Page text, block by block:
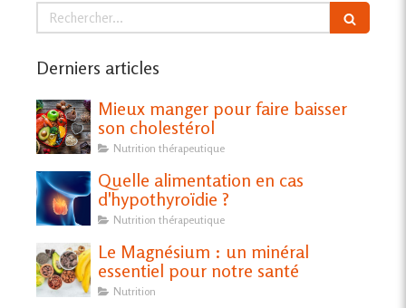
Rechercher
Derniers articles
Mieux manger pour faire baisser
son cholestérol
Nutrition thérapeutique
Quelle alimentation en cas
d'hypothyroïdie ?
Nutrition thérapeutique
Le Magnésium : un minéral
essentiel pour notre santé
Nutrition